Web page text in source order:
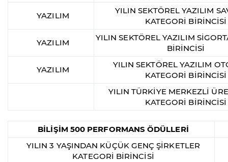
YAZILIM
YILIN SEKTÖREL YAZILIM
KATEGORİ BİRİNCİSİ
YAZILIM
YILIN SEKTÖREL YAZILIM
BİRİNCİSİ
YAZILIM
YILIN SEKTÖREL YAZILIM
KATEGORİ BİRİNCİSİ
YILIN TÜRKİYE MERKEZLİ
KATEGORİ BİRİNCİSİ
BİLİŞİM 500 PERFORMANS ÖDÜLLERİ
YILIN 3 YAŞINDAN KÜÇÜK GENÇ ŞİRKETLER
KATEGORİ BİRİNCİSİ